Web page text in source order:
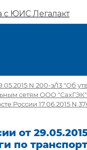
с ЮИС Легалакт
N 200-э/13 "Об
сетям ООО
России 17.06.2015 N
от
по